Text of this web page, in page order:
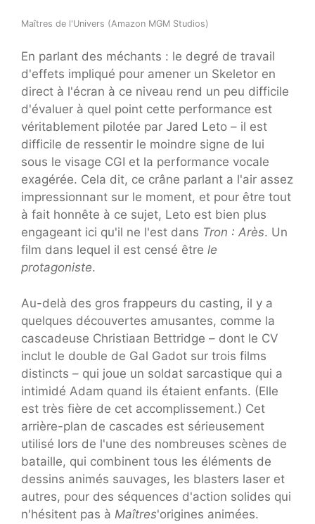
Maîtres de l'Univers (Amazon MGM Studios)
En parlant des méchants : le degré de travail
d'effets impliqué pour amener un Skeletor en
direct à l'écran à ce niveau rend un peu difficile
d'évaluer à quel point cette performance est
véritablement pilotée par Jared Leto – il est
difficile de ressentir le moindre signe de lui
sous le visage CGI et la performance vocale
exagérée. Cela dit, ce crâne parlant a l'air assez
impressionnant sur le moment, et pour être tout
à fait honnête à ce sujet, Leto est bien plus
engageant ici qu'il ne l'est dans Tron : Arès. Un
film dans lequel il est censé être le
protagoniste.
Au-delà des gros frappeurs du casting, il y a
quelques découvertes amusantes, comme la
cascadeuse Christiaan Bettridge – dont le CV
inclut le double de Gal Gadot sur trois films
distincts – qui joue un soldat sarcastique qui a
intimidé Adam quand ils étaient enfants. (Elle
est très fière de cet accomplissement.) Cet
arrière-plan de cascades est sérieusement
utilisé lors de l'une des nombreuses scènes de
bataille, qui combinent tous les éléments de
dessins animés sauvages, les blasters laser et
autres, pour des séquences d'action solides qui
n'hésitent pas à Maîtres'origines animées.